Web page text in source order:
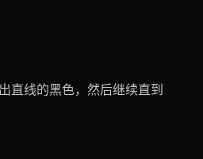
直线的黑色，然后继续直到